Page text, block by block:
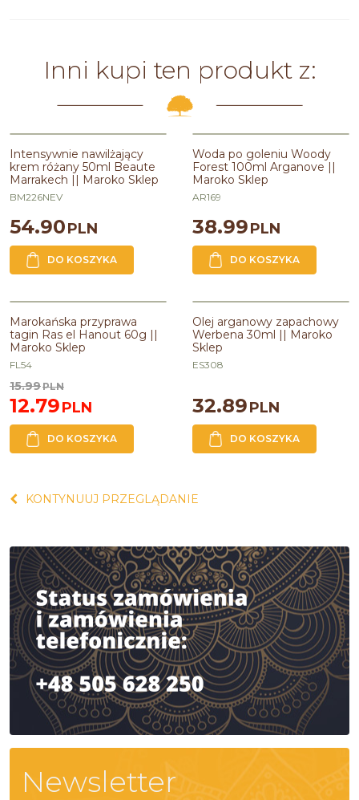
Inni kupi ten produkt z:
Intensywnie nawilżający
krem różany 50ml Beaute
Marrakech || Maroko Sklep
BM226NEV
54.90PLN
DO KOSZYKA
Woda po goleniu Woody
Forest 100ml Arganove ||
Maroko Sklep
AR169
38.99PLN
DO KOSZYKA
PROMOCJA
Marokańska przyprawa
tagin Ras el Hanout 60g ||
Maroko Sklep
FL54
15.99PLN
12.79PLN
DO KOSZYKA
Olej arganowy zapachowy
Werbena 30ml || Maroko
Sklep
ES308
32.89PLN
DO KOSZYKA
KONTYNUUJ PRZEGLĄDANIE
Newsletter